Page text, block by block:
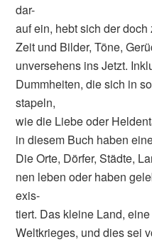
dar-
auf ein, hebt sich der
Zeit und Bilder, Töne,
unversehens ins Jetzt.
Dummheiten, die sich in
stapeln,
wie die Liebe oder
in diesem Buch haben
Die Orte, Dörfer, Städte,
nen leben oder haben
exis-
tiert. Das kleine Land,
Weltkrieges, und dies sei